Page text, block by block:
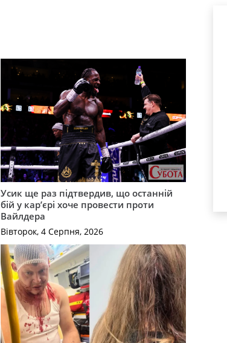
Усик ще раз підтвердив, що останній
бій у кар’єрі хоче провести проти
Вайлдера
Вівторок, 4 Серпня, 2026